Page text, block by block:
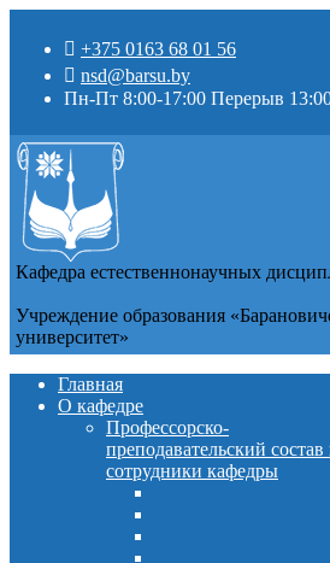
+375 0163 68 01 56
nsd@barsu.by
Пн-Пт 8:00-17:00 Перерыв
Кафедра естественнонаучных
Учреждение образования
университет»
Главная
О кафедре
Профессорско-
преподавательский состав
сотрудники кафедры